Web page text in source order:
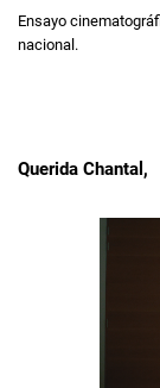
Ensayo
nacional.
Querida Chantal,